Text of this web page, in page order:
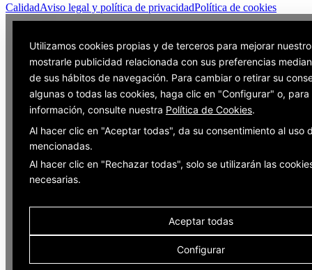
CalidadAviso legal y política de privacidadPolítica de cookies
Utilizamos cookies propias y de terceros para mejorar
mostrarle publicidad relacionada con sus preferencias
de sus hábitos de navegación. Para cambiar o retirar su
algunas o todas las cookies, haga clic en "Configurar" o, para
información, consulte nuestra Política de Cookies.
Al hacer clic en "Aceptar todas", da su consentimiento al uso
mencionadas.
Al hacer clic en "Rechazar todas", solo se utilizarán las
necesarias.
Aceptar todas
Configurar